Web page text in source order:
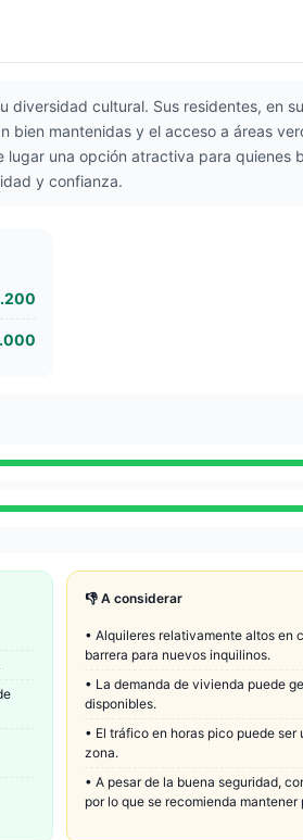
cultural. Sus residentes, en
mantenidas y el acceso a áreas
una opción atractiva para
y confianza.
👎 A considerar
• Alquileres relativamente altos en
barrera para nuevos inquilinos.
• La demanda de vivienda puede
disponibles.
• El tráfico en horas pico puede
zona.
• A pesar de la buena seguridad,
por lo que se recomienda